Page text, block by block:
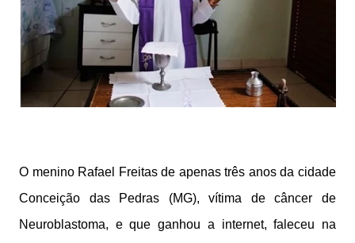
O menino Rafael Freitas de apenas três anos da cidade
Conceição das Pedras (MG), vítima de câncer de
Neuroblastoma, e que ganhou a internet, faleceu na